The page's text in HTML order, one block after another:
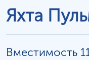
Яхта
Вместимость